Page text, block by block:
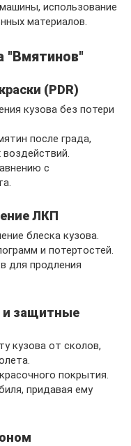
использование
материалов.
"Вмятинов"
(PDR)
кузова без потери
после града,
с
ЛКП
блеска кузова.
и потертостей.
для продления
и защитные
кузова от сколов,
покрытия.
придавая ему